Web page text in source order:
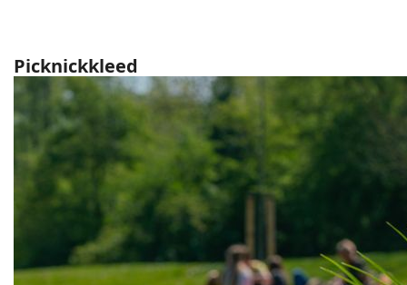
Picknickkleed